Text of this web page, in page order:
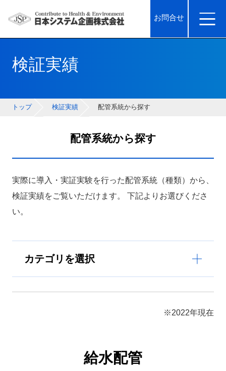
お問合せ
検証実績
トップ 検証実績 配管系統から探す
配管系統から探す
実際に導入・実証実験を行った配管系統（種類）から、
検証実績をご覧いただけます。 下記よりお選びくださ
い。
カテゴリを選択
給水配管
※2022年現在
給水配管